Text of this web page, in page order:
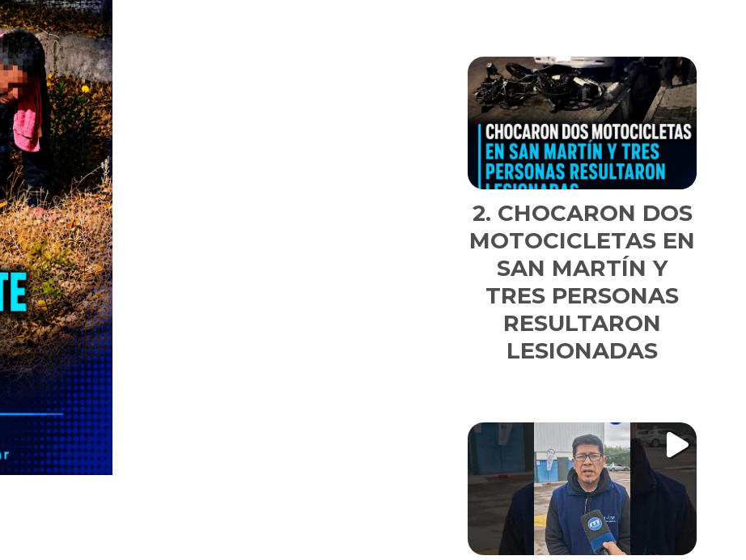
CHOCARON DOS
MOTOCICLETAS EN
SAN MARTÍN Y
TRES PERSONAS
RESULTARON
LESIONADAS